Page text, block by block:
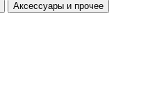
Аксессуары и прочее